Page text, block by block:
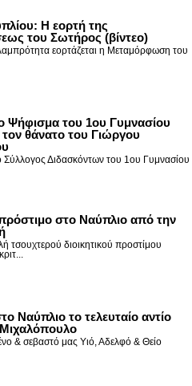
Η εορτή της
του Σωτήρος (βίντεο)
εορτάζεται η Μεταμόρφωση του
Ψήφισμα του 1ου Γυμνασίου
τον θάνατο του Γιώργου
Σύλλογος Διδασκόντων του 1ου Γυμνασίου
στο Ναύπλιο από την
τσουχτερού διοικητικού προστίμου
Ναύπλιο το τελευταίο αντίο
& σεβαστό μας Υιό, Αδελφό & Θείο